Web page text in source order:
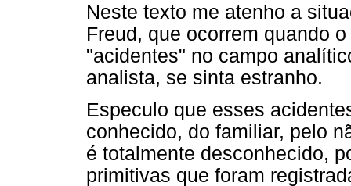
Neste texto me atenho a
Freud, que ocorrem quando
"acidentes" no campo
analista, se sinta estranho.
Especulo que esses
conhecido, do familiar, pelo
é totalmente desconhecido,
primitivas que foram